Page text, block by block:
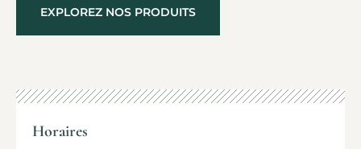
EXPLOREZ NOS PRODUITS
Horaires